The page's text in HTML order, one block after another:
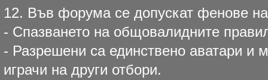
12. Във форума се допускат фенове
- Спазването на общовалидните
- Разрешени са единствено аватари и
играчи на други отбори.